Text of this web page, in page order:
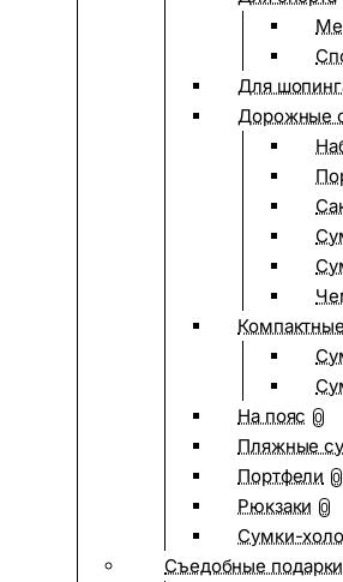
Для
Дорожные
На пояс 0
Пляжные
Портфели 0
Рюкзаки 0
Сумки-
Съедобные подарки